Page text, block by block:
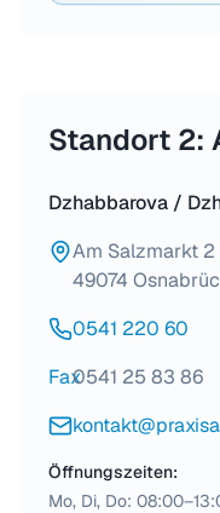
Standort 2:
Dzhabbarova /
Am Salzmarkt 2
49074
0541 220 60
Fax0541 25 83 86
Öffnungszeiten:
Mo, Di, Do: